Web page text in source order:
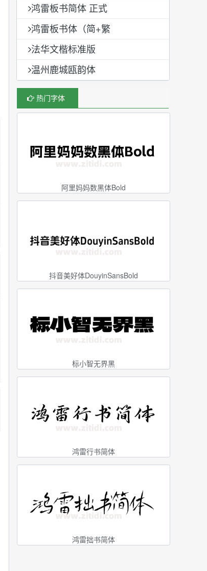
鸿雷板书简体 正式
鸿雷板书体（简+繁
法华文楷标准版
温州鹿城瓯韵体
热门字体
阿里妈妈数黑体Bold
抖音美好体DouyinSansBold
标小智无界黑
鸿雷行书简体
鸿雷拙书简体